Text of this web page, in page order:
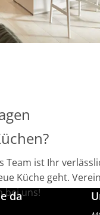
Team ist Ihr
Küche geht.
bei uns!
da